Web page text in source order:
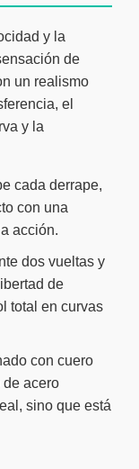
y la
de
un realismo
el
y la
cada derrape,
con una
acción.
dos vueltas y
de
total en curvas
con cuero
acero
sino que está